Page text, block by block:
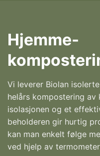
Hjemme-
Vi leverer Biolan
helårs kompostering
isolasjonen og et
beholderen gir hurtig
kan man enkelt følge
ved hjelp av